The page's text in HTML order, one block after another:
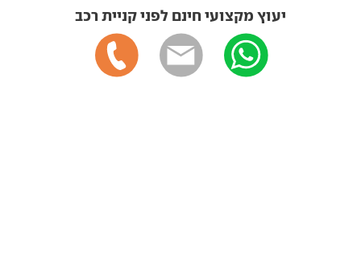
יעוץ מקצועי חינם לפני קניית רכב